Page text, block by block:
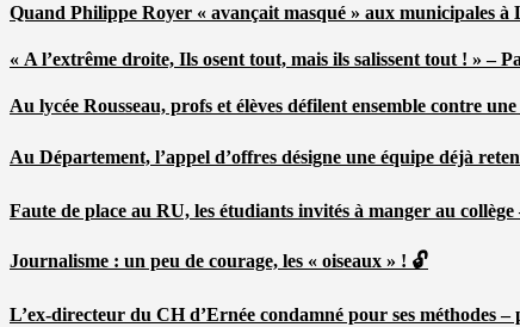
Quand Philippe Royer « avançait masqué » aux municipales à
« A l’extrême droite, Ils osent tout, mais ils salissent tout ! » –
Au lycée Rousseau, profs et élèves défilent ensemble contre
Au Département, l’appel d’offres désigne une équipe déjà
Faute de place au RU, les étudiants invités à manger au
Journalisme : un peu de courage, les « oiseaux » ! 🔓
L’ex-directeur du CH d’Ernée condamné pour ses méthodes